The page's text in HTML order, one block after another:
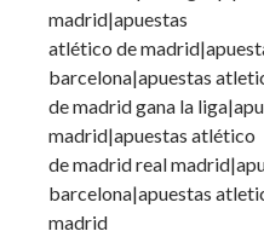
madrid|apuestas
atlético de
barcelona|apuestas
de madrid gana la
madrid|apuestas atlético
de madrid real
barcelona|apuestas
madrid